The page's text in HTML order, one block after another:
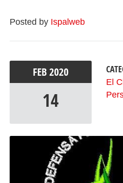
Posted by Ispalweb
FEB2020
14
El